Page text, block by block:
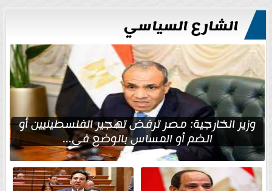
الشارع السياسي
وزير الخارجية: مصر ترفض تهجير الفلسطينيين أو
الضم أو المساس بالوضع في...